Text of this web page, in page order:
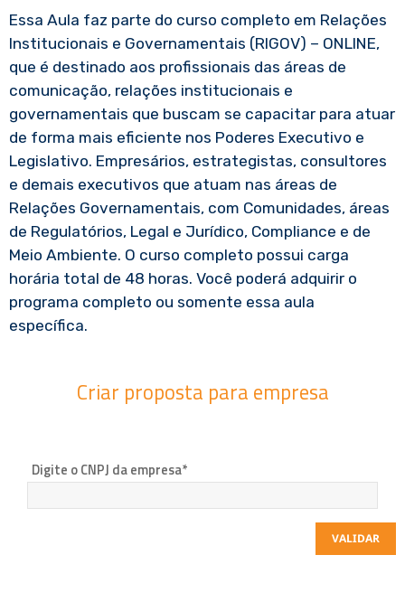
Essa Aula faz parte do curso completo em Relações
Institucionais e Governamentais (RIGOV) – ONLINE,
que é destinado aos profissionais das áreas de
comunicação, relações institucionais e
governamentais que buscam se capacitar para atuar
de forma mais eficiente nos Poderes Executivo e
Legislativo. Empresários, estrategistas, consultores
e demais executivos que atuam nas áreas de
Relações Governamentais, com Comunidades, áreas
de Regulatórios, Legal e Jurídico, Compliance e de
Meio Ambiente. O curso completo possui carga
horária total de 48 horas. Você poderá adquirir o
programa completo ou somente essa aula
específica.
Criar proposta para empresa
Digite o CNPJ da empresa*